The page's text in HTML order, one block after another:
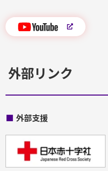
外部リンク
■ 外部支援